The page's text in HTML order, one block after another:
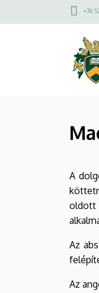
Tanszék
a
+36
A
oldott
Az
Az